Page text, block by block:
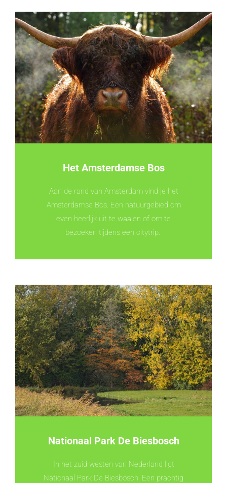
Het Amsterdamse Bos
Aan de rand van Amsterdam vind je het
Amsterdamse Bos. Een natuurgebied om
even heerlijk uit te waaien of om te
bezoeken tijdens een citytrip.
Nationaal Park De Biesbosch
In het zuid-westen van Nederland ligt
Nationaal Park De Biesbosch. Een prachtig